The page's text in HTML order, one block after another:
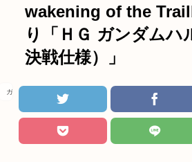
wakening of the
り「ＨＧ ガンダムハ
決戦仕様）」
ガンダム